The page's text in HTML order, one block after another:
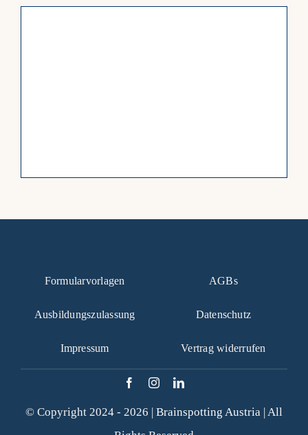
Formularvorlagen
Ausbildungszulassung
Impressum
AGBs
Datenschutz
Vertrag widerrufen
© Copyright 2024 - 2026 | Brainspotting Austria | All